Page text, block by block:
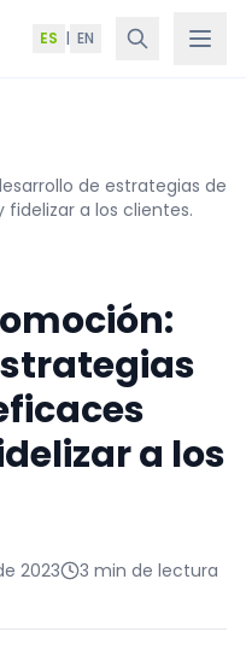
ES | EN
de estrategias de
a los clientes.
a los
2023 3 min de lectura